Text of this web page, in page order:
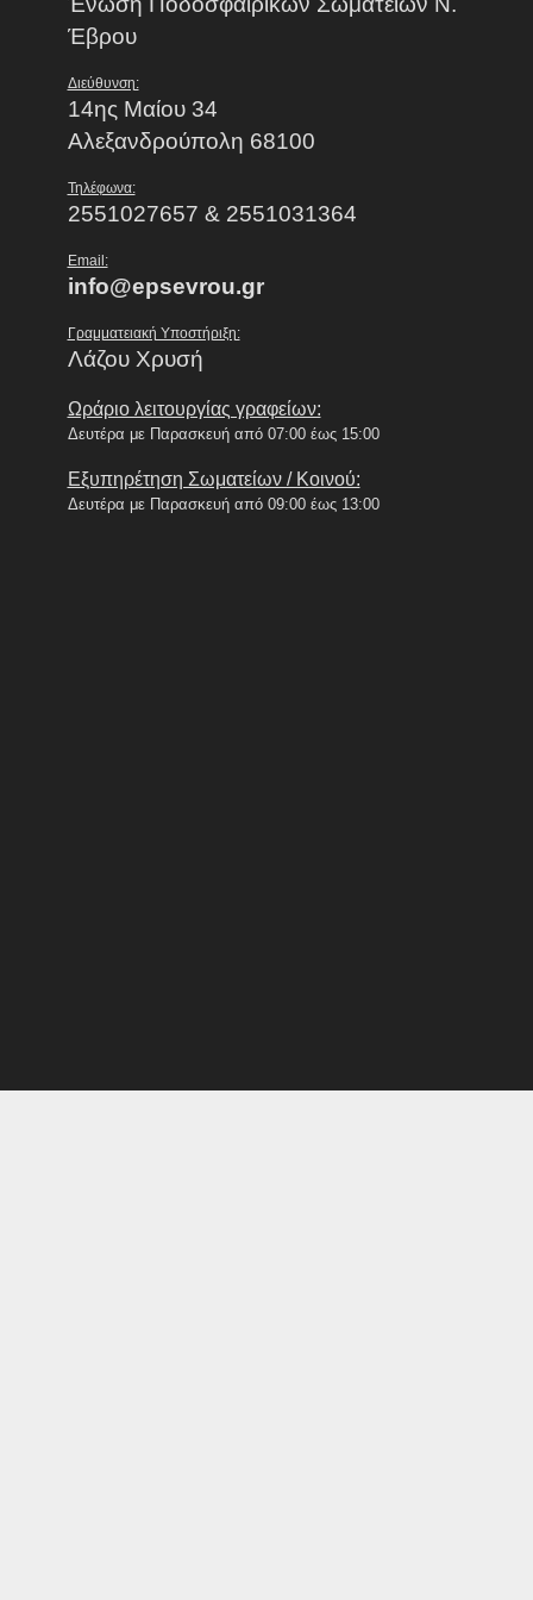
Έβρου
Διεύθυνση:
14ης Μαίου 34
Αλεξανδρούπολη 68100
Τηλέφωνα:
2551027657 & 2551031364
Email:
info@epsevrou.gr
Γραμματειακή Υποστήριξη:
Λάζου Χρυσή
Ωράριο λειτουργίας γραφείων:
Δευτέρα με Παρασκευή από 07:00 έως 15:00
Εξυπηρέτηση Σωματείων / Κοινού:
Δευτέρα με Παρασκευή από 09:00 έως 13:00